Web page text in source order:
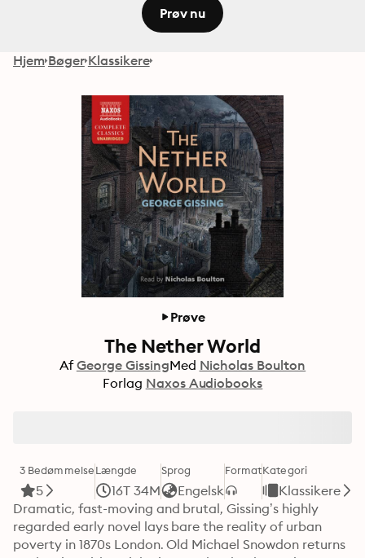
Prøv nu
Hjem Bøger Klassikere
Prøve
The Nether World
Af George GissingMed Nicholas Boulton
Forlag Naxos Audiobooks
3 Bedømmelse
5
Længde
16T 34M
Sprog
Engelsk
FormatKategori
Klassikere
Dramatic, fast-moving and brutal, Gissing’s highly
regarded early novel lays bare the reality of urban
poverty in 1870s London. Old Michael Snowdon returns